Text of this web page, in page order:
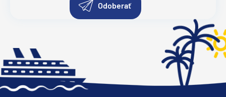
Odoberať